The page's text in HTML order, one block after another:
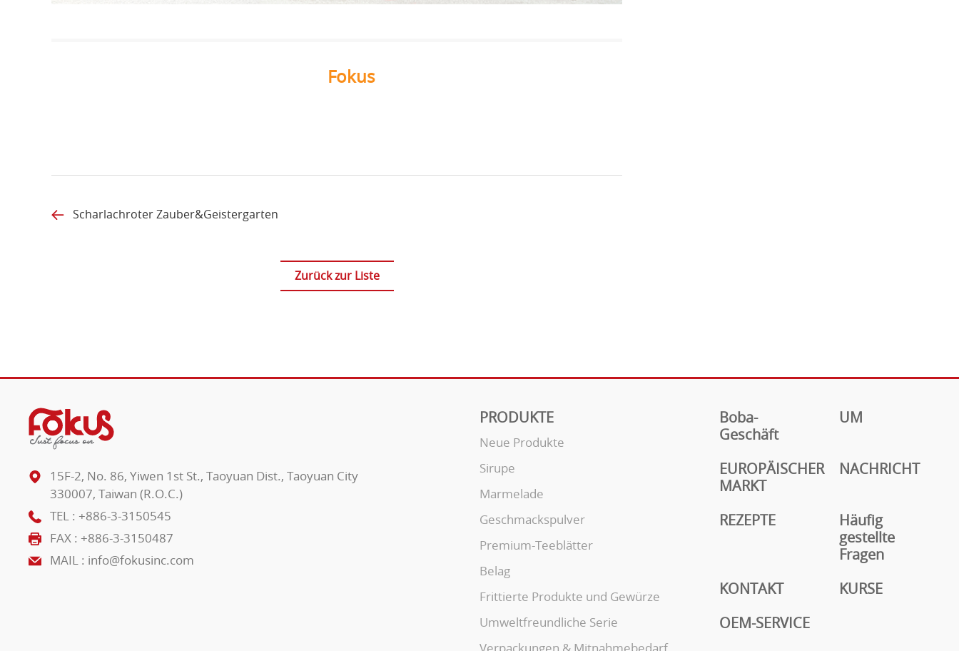
Fokus
Scharlachroter Zauber&Geistergarten
Zurück zur Liste
PRODUKTE
Neue Produkte
Sirupe
Marmelade
Geschmackspulver
Premium-Teeblätter
Belag
Frittierte Produkte und Gewürze
Umweltfreundliche Serie
Boba-
Geschäft
UM
EUROPÄISCHER
MARKT
NACHRICHT
REZEPTE
Häufig
gestellte
Fragen
KONTAKT
KURSE
OEM-SERVICE
15F-2, No. 86, Yiwen 1st St., Taoyuan Dist., Taoyuan City
330007, Taiwan (R.O.C.)
TEL : +886-3-3150545
FAX : +886-3-3150487
MAIL : info@fokusinc.com